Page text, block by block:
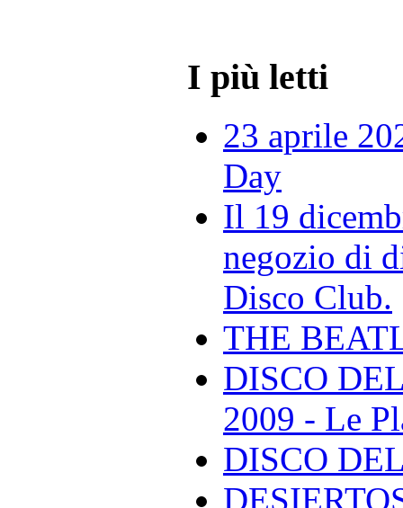
I più letti
23 aprile
Day
Il 19
negozio di
Disco Club.
THE
DISCO
2009 - Le
DISCO